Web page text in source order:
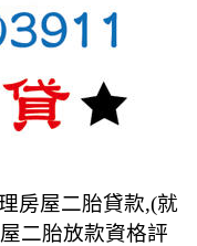
房屋二胎貸款,(就
二胎放款資格評